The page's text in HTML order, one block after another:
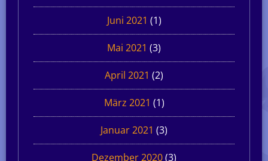
Juni 2021 (1)
Mai 2021 (3)
April 2021 (2)
März 2021 (1)
Januar 2021 (3)
Dezember 2020(3)